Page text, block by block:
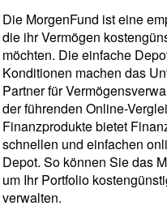
Die MorgenFund ist eine
die ihr Vermögen
möchten. Die einfache
Konditionen machen das
Partner für
der führenden Online-
Finanzprodukte bietet
schnellen und einfachen
Depot. So können Sie das
um Ihr Portfolio
verwalten.